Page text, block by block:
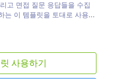
고 면접 질문 응답들을 수집
는 이 템플릿을 토대로 사용하
을 사용해서 자신만의 폼을
을 추가하고 자신의 웹사이트
사용하기